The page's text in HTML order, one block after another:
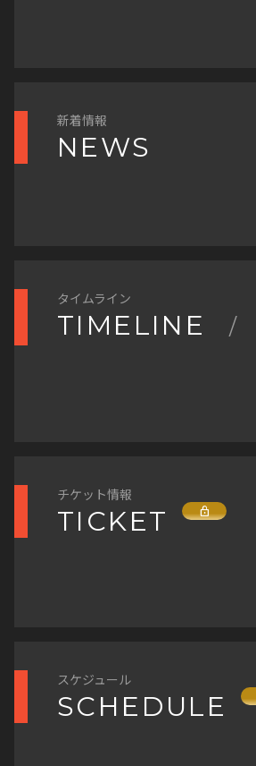
新着情報
NEWS
タイムライン
TIMELINE /
チケット情報
TICKET Lock
スケジュール
SCHEDULE